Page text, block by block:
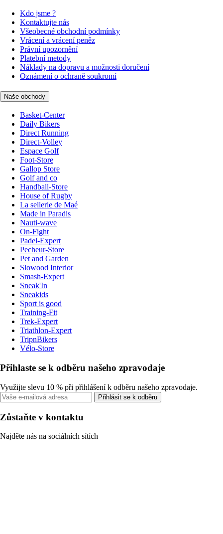
Kdo jsme ?
Kontaktujte nás
Všeobecné obchodní podmínky
Vrácení a vrácení peněz
Právní upozornění
Platební metody
Náklady na dopravu a možnosti doručení
Oznámení o ochraně soukromí
Naše obchody
Basket-Center
Daily Bikers
Direct Running
Direct-Volley
Espace Golf
Foot-Store
Gallop Store
Golf and co
Handball-Store
House of Rugby
La sellerie de Maé
Made in Paradis
Nauti-wave
On-Fight
Padel-Expert
Pecheur-Store
Pet and Garden
Slowood Interior
Smash-Expert
Sneak'In
Sneakids
Sport is good
Training-Fit
Trek-Expert
Triathlon-Expert
TripnBikers
Vélo-Store
Přihlaste se k odběru našeho zpravodaje
Využijte slevu 10 % při přihlášení k odběru našeho zpravodaje.
Přihlásit se k odběru
Zůstaňte v kontaktu
Najděte nás na sociálních sítích